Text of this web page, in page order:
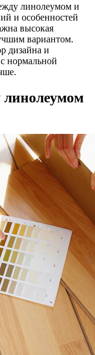
линолеумом и
и особенностей
высокая
вариантом.
дизайна и
нормальной